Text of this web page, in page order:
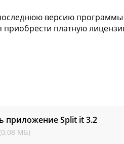
версию
приобрести платную
приложение Split it3.2
МБ)